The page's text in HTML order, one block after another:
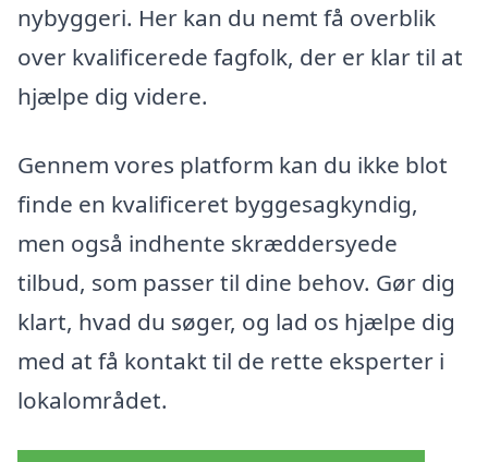
nybyggeri. Her kan du nemt få overblik
over kvalificerede fagfolk, der er klar til at
hjælpe dig videre.
Gennem vores platform kan du ikke blot
finde en kvalificeret byggesagkyndig,
men også indhente skræddersyede
tilbud, som passer til dine behov. Gør dig
klart, hvad du søger, og lad os hjælpe dig
med at få kontakt til de rette eksperter i
lokalområdet.